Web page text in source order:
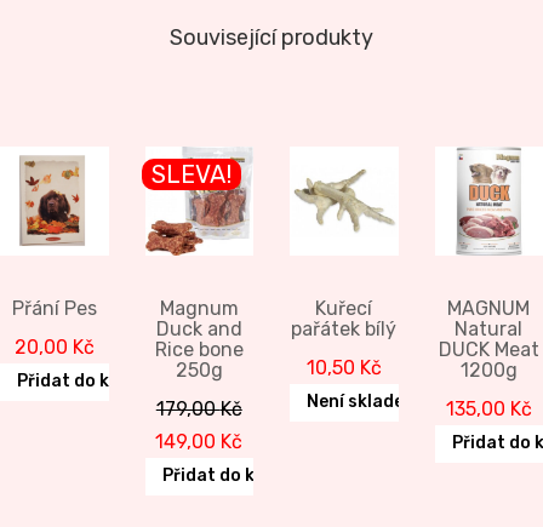
Související produkty
Přání Pes
20,00 Kč
Přidat do košíku
SLEVA!
Magnum
Duck and
Rice bone
250g
179,00Kč
Original
price
149,00 Kč
price
Přidat do košíku
Kuřecí
pařátek bílý
10,50 Kč
Není skladem
MAGNUM
Natural
DUCK Meat
1200g
135,00 Kč
Přidat do